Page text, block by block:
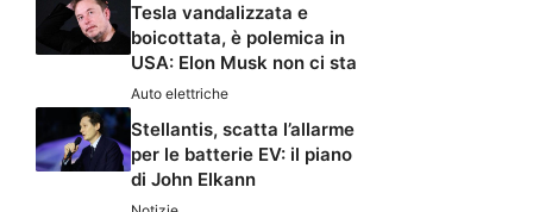
Tesla vandalizzata e
boicottata, è polemica in
USA: Elon Musk non ci sta
Auto elettriche
Stellantis, scatta l’allarme
per le batterie EV: il piano
di John Elkann